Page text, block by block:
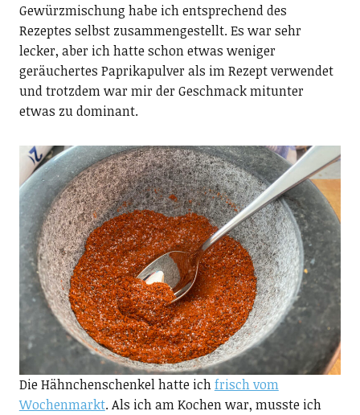
Gewürzmischung habe ich entsprechend des
Rezeptes selbst zusammengestellt. Es war sehr
lecker, aber ich hatte schon etwas weniger
geräuchertes Paprikapulver als im Rezept verwendet
und trotzdem war mir der Geschmack mitunter
etwas zu dominant.
Die Hähnchenschenkel hatte ichfrisch vom
Wochenmarkt. Als ich am Kochen war, musste ich